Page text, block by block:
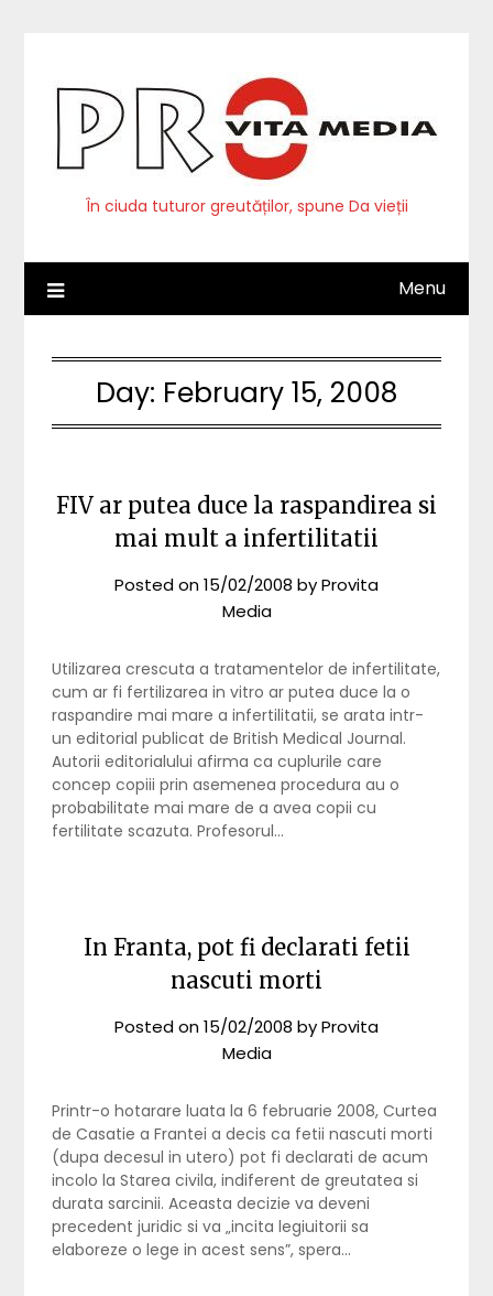
În ciuda tuturor greutăților, spune Da vieții
Menu
Day: February 15, 2008
FIV ar putea duce la raspandirea si
mai mult a infertilitatii
Posted on15/02/2008 byProvita
Media
Utilizarea crescuta a tratamentelor de infertilitate,
cum ar fi fertilizarea in vitro ar putea duce la o
raspandire mai mare a infertilitatii, se arata intr-
un editorial publicat de British Medical Journal.
Autorii editorialului afirma ca cuplurile care
concep copiii prin asemenea procedura au o
probabilitate mai mare de a avea copii cu
fertilitate scazuta. Profesorul…
In Franta, pot fi declarati fetii
nascuti morti
Posted on15/02/2008 byProvita
Media
Printr-o hotarare luata la 6 februarie 2008, Curtea
de Casatie a Frantei a decis ca fetii nascuti morti
(dupa decesul in utero) pot fi declarati de acum
incolo la Starea civila, indiferent de greutatea si
durata sarcinii. Aceasta decizie va deveni
precedent juridic si va „incita legiuitorii sa
elaboreze o lege in acest sens”, spera…